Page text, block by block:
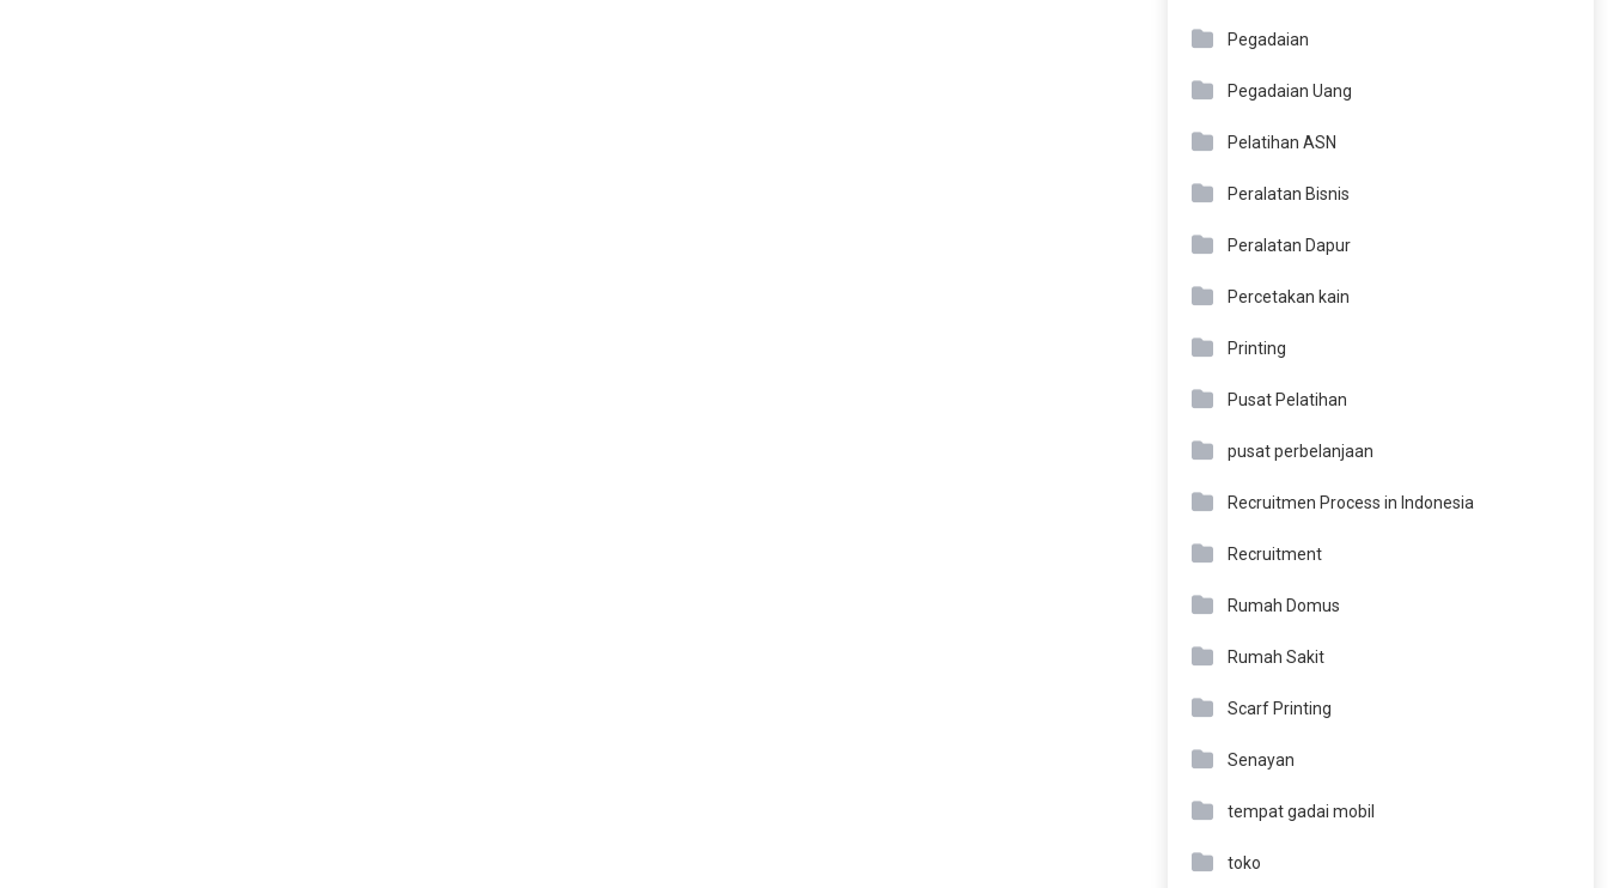
Pegadaian
Pegadaian Uang
Pelatihan ASN
Peralatan Bisnis
Peralatan Dapur
Percetakan kain
Printing
Pusat Pelatihan
pusat perbelanjaan
Recruitmen Process in Indonesia
Recruitment
Rumah Domus
Rumah Sakit
Scarf Printing
Senayan
tempat gadai mobil
toko